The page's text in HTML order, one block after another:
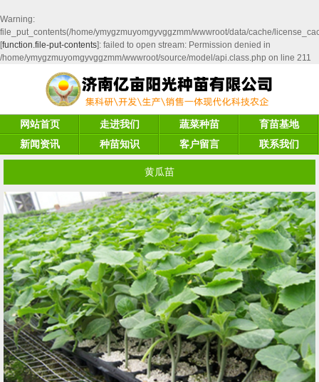
Warning:
file_put_contents(/home/ymygzmuyomgyvggzmm/wwwroot/data/cache/
[function.file-put-contents]: failed to open stream: Permission denied in
/home/ymygzmuyomgyvggzmm/wwwroot/source/model/api.class.php on line 211
网站首页 走进我们 蔬菜种苗
育苗基地
新闻资讯
种苗知识 客户留言 联系我们
黄瓜苗